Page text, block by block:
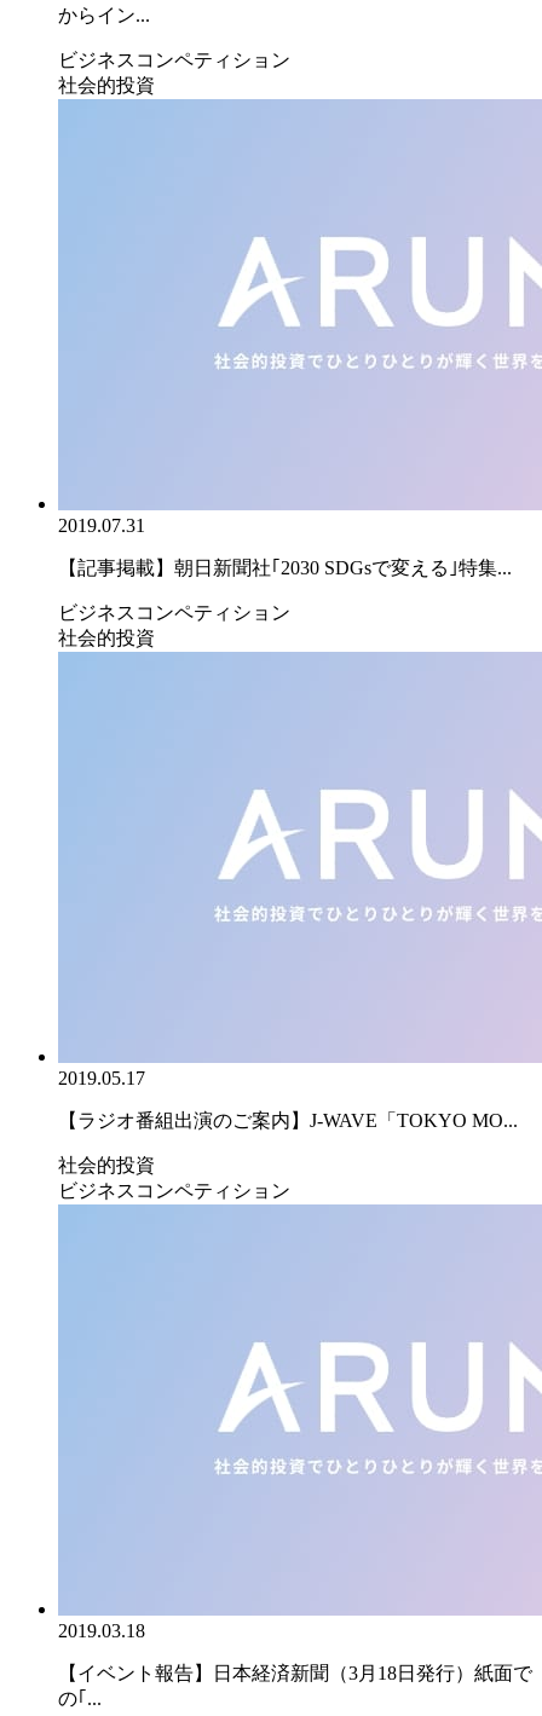
からイン...
ビジネスコンペティション
社会的投資
2019.07.31
【記事掲載】朝日新聞社｢2030 SDGsで変える｣特集...
ビジネスコンペティション
社会的投資
2019.05.17
【ラジオ番組出演のご案内】J-WAVE「TOKYO MO...
社会的投資
ビジネスコンペティション
2019.03.18
【イベント報告】日本経済新聞（3月18日発行）紙面で
の｢...